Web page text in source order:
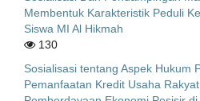
Membentuk Karakteristik Peduli
Siswa MI Al Hikmah
130
Sosialisasi tentang Aspek Hukum
Pemanfaatan Kredit Usaha